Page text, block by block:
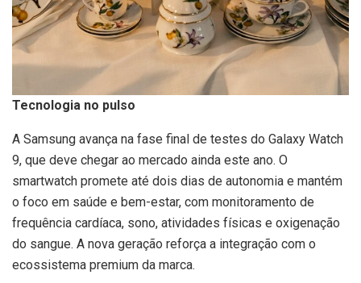
Tecnologia no pulso
A Samsung avança na fase final de testes do Galaxy Watch
9, que deve chegar ao mercado ainda este ano. O
smartwatch promete até dois dias de autonomia e mantém
o foco em saúde e bem-estar, com monitoramento de
frequência cardíaca, sono, atividades físicas e oxigenação
do sangue. A nova geração reforça a integração com o
ecossistema premium da marca.